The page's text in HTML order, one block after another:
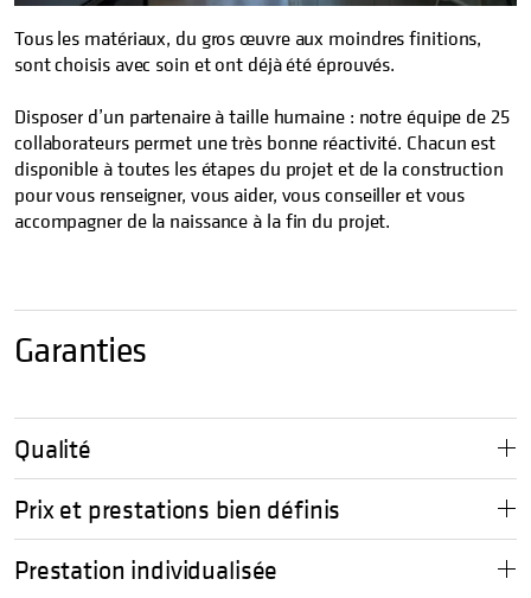
Tous les matériaux, du gros œuvre aux moindres finitions,
sont choisis avec soin et ont déjà été éprouvés.
Disposer d’un partenaire à taille humaine : notre équipe de 25
collaborateurs permet une très bonne réactivité. Chacun est
disponible à toutes les étapes du projet et de la construction
pour vous renseigner, vous aider, vous conseiller et vous
accompagner de la naissance à la fin du projet.
Garanties
Qualité
Prix et prestations bien définis
Prestation individualisée